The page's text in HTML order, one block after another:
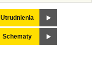
Utrudnienia
Schematy